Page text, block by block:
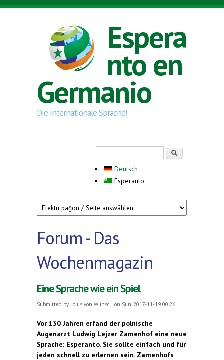
Skip to main content
Espera
nto en
Germanio
Die internationale Sprache!
Deutsch
Esperanto
Forum - Das
Wochenmagazin
Eine Sprache wie ein Spiel
Submitted by Louis von Wunsc... on Sun, 2017-11-19 00:26
Vor 130 Jahren erfand der polnische
Augenarzt Ludwig Lejzer Zamenhof eine neue
Sprache: Esperanto. Sie sollte einfach und für
jeden schnell zu erlernen sein. Zamenhofs